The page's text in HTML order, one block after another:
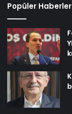
Popüler Haberler